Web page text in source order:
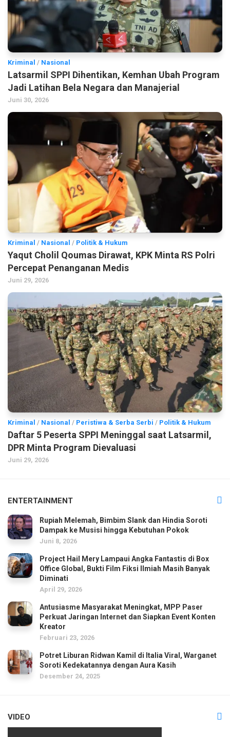
Kriminal / Nasional
Latsarmil SPPI Dihentikan, Kemhan Ubah Program
Jadi Latihan Bela Negara dan Manajerial
Juni 30, 2026
Kriminal / Nasional / Politik & Hukum
Yaqut Cholil Qoumas Dirawat, KPK Minta RS Polri
Percepat Penanganan Medis
Juni 29, 2026
Kriminal / Nasional / Peristiwa & Serba Serbi / Politik & Hukum
Daftar 5 Peserta SPPI Meninggal saat Latsarmil,
DPR Minta Program Dievaluasi
Juni 29, 2026
ENTERTAINMENT
Rupiah Melemah, Bimbim Slank dan Hindia Soroti
Dampak ke Musisi hingga Kebutuhan Pokok
Juni 8, 2026
Project Hail Mery Lampaui Angka Fantastis di Box
Office Global, Bukti Film Fiksi Ilmiah Masih Banyak
Diminati
April 29, 2026
Antusiasme Masyarakat Meningkat, MPP Paser
Perkuat Jaringan Internet dan Siapkan Event Konten
Kreator
Februari 23, 2026
Potret Liburan Ridwan Kamil di Italia Viral, Warganet
Soroti Kedekatannya dengan Aura Kasih
Desember 24, 2025
VIDEO